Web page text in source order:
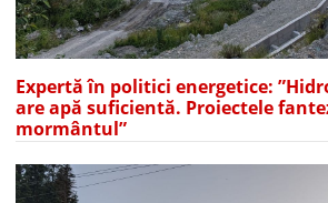
Expertă în politici energetice:
are apă suficientă. Proiectele
mormântul”